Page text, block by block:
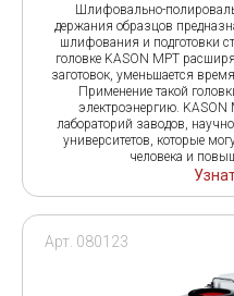
Шлифовально-
держания образцов
шлифования и подготовки
головке KASON MPT
заготовок, уменьшается
Применение такой
электроэнергию. KASON
лабораторий заводов,
университетов, которые
человека и
Арт. 080123